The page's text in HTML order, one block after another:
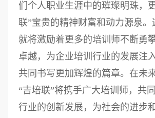
们个人职业生涯中的璀璨明珠，
联”宝贵的精神财富和动力源泉。
就将激励着更多的培训师不断勇
卓越，为企业培训行业的发展注
共同书写更加辉煌的篇章。在未
“吉培联”将携手广大培训师，共
行业的创新发展，为社会的进步